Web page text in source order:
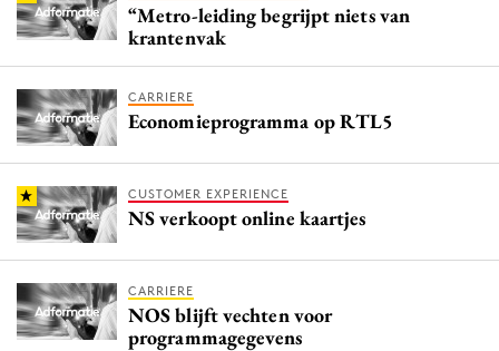
“Metro-leiding begrijpt niets van
krantenvak
CARRIERE
Economieprogramma op RTL5
CUSTOMER EXPERIENCE
NS verkoopt online kaartjes
CARRIERE
NOS blijft vechten voor
programmagegevens